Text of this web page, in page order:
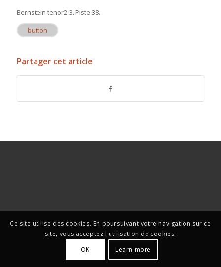
Bernstein tenor2-3. Piste 38.
button
Partager cet article
Ce site utilise des cookies. En poursuivant votre navigation sur ce
site, vous acceptez l'utilisation de cookies.
OK
Learn more